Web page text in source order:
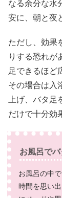
なる余分な水
安に、朝と夜
ただし、効果
りする恐れが
足できるほど
その場合は入
上げ、バタ
だけで十分効
お風呂で
お風呂の中
時間を思い